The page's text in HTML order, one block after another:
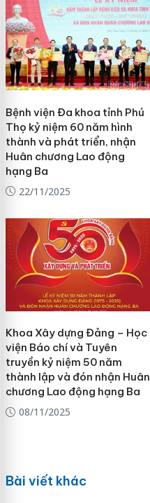
Bệnh viện Đa khoa tỉnh Phú
Thọ kỷ niệm 60 năm hình
thành và phát triển, nhận
Huân chương Lao động
hạng Ba
22/11/2025
Khoa Xây dựng Đảng – Học
viện Báo chí và Tuyên
truyền kỷ niệm 50 năm
thành lập và đón nhận Huân
chương Lao động hạng Ba
08/11/2025
Bài viết khác